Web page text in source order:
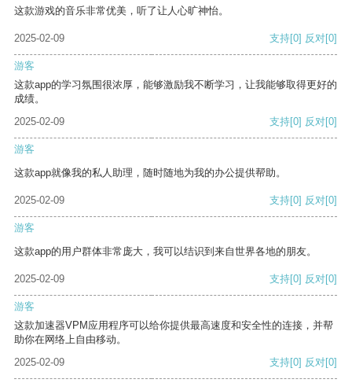
这款游戏的音乐非常优美，听了让人心旷神怡。
2025-02-09 支持[0] 反对[0]
游客
这款app的学习氛围很浓厚，能够激励我不断学习，让我能够取得更好的
成绩。
2025-02-09
支持[0] 反对[0]
游客
这款app就像我的私人助理，随时随地为我的办公提供帮助。
2025-02-09 支持[0] 反对[0]
游客
这款app的用户群体非常庞大，我可以结识到来自世界各地的朋友。
2025-02-09 支持[0] 反对[0]
游客
这款加速器VPM应用程序可以给你提供最高速度和安全性的连接，并帮
助你在网络上自由移动。
2025-02-09
支持[0] 反对[0]